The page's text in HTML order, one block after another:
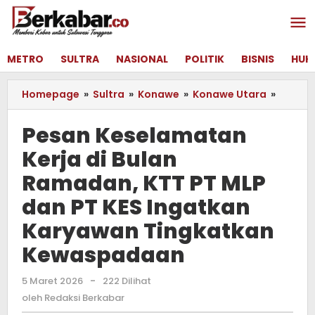
Lewati
konten
METRO
SULTRA NASIONAL POLITIK BISNIS
Homepage » Sultra » Konawe » Konawe Utara »
Pesan Keselamatan
Kerja di Bulan
Ramadan, KTT PT MLP
dan PT KES Ingatkan
Karyawan Tingkatkan
Kewaspadaan
5 Maret 2026 oleh
Redaksi
-
222 Dilihat
oleh Redaksi Berkabar